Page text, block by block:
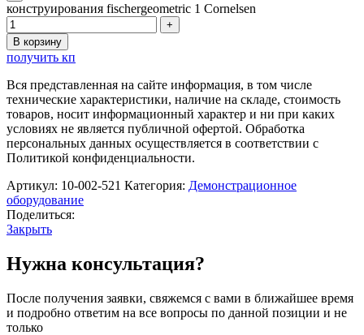
конструирования fischergeometric 1 Cornelsen
В корзину
получить кп
Вся представленная на сайте информация, в том числе
технические характеристики, наличие на складе, стоимость
товаров, носит информационный характер и ни при каких
условиях не является публичной офертой. Обработка
персональных данных осуществляется в соответствии с
Политикой конфиденциальности.
Артикул: 10-002-521 Категория: Демонстрационное
оборудование
Поделиться:
Закрыть
Нужна консультация?
После получения заявки, свяжемся с вами в ближайшее время
и подробно ответим на все вопросы по данной позиции и не
только